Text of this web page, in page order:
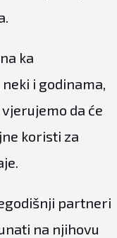
ka
i godinama,
da će
koristi za
partneri
na njihovu